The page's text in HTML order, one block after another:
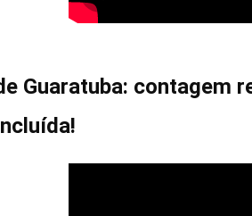
Guaratuba: contagem